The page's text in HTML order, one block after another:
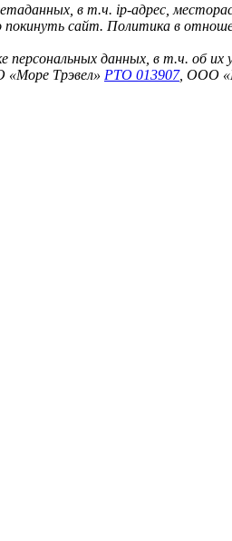
в т.ч. ip-адрес,
покинуть сайт. Политика в
персональных данных, в т.ч. об их
Трэвел» РТО 013907, ООО